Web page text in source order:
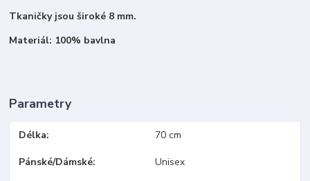
Tkaničky jsou široké 8 mm.
Materiál: 100% bavlna
Parametry
Délka 70 cm
Pánské/Dámské Unisex